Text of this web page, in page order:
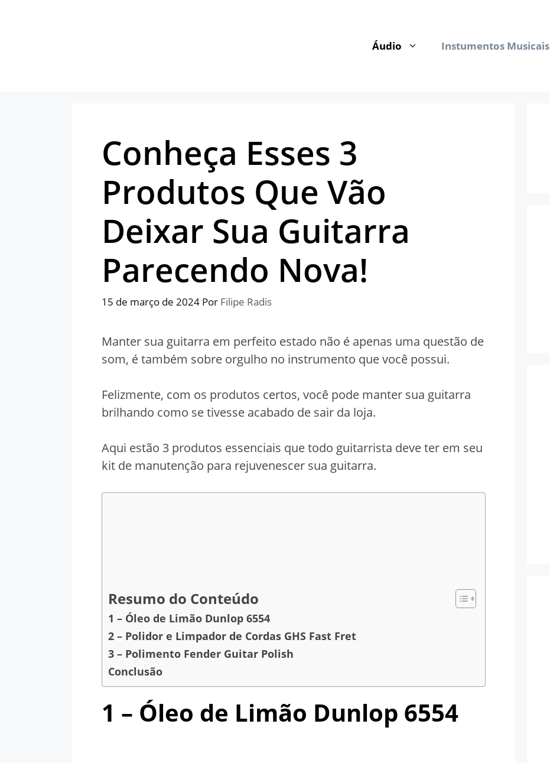
Áudio Instumentos Musicais
Conheça Esses 3
Produtos Que Vão
Deixar Sua Guitarra
Parecendo Nova!
15 de março de 2024 Por Filipe Radis
Manter sua guitarra em perfeito estado não é apenas uma questão de
som, é também sobre orgulho no instrumento que você possui.
Felizmente, com os produtos certos, você pode manter sua guitarra
brilhando como se tivesse acabado de sair da loja.
Aqui estão 3 produtos essenciais que todo guitarrista deve ter em seu
kit de manutenção para rejuvenescer sua guitarra.
Resumo do Conteúdo
1 – Óleo de Limão Dunlop 6554
2 – Polidor e Limpador de Cordas GHS Fast Fret
3 – Polimento Fender Guitar Polish
Conclusão
1 – Óleo de Limão Dunlop 6554